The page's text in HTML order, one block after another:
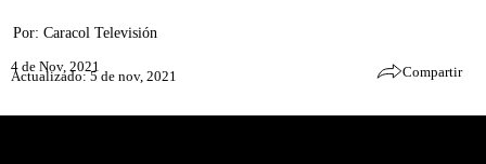
Por: Caracol Televisión
4 de Nov, 2021
Actualizado: 5 de nov, 2021 Compartir